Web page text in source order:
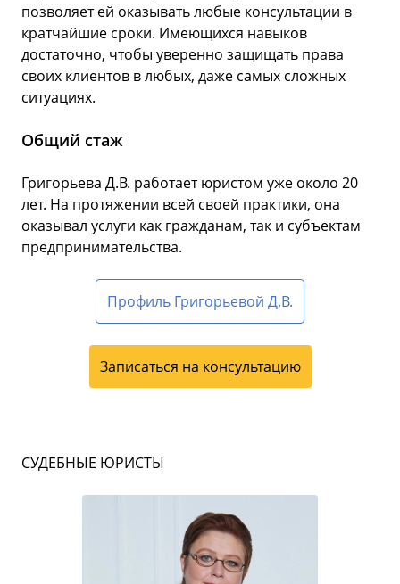
позволяет ей оказывать любые консультации в
кратчайшие сроки. Имеющихся навыков
достаточно, чтобы уверенно защищать права
своих клиентов в любых, даже самых сложных
ситуациях.
Общий стаж
Григорьева Д.В. работает юристом уже около 20
лет. На протяжении всей своей практики, она
оказывал услуги как гражданам, так и субъектам
предпринимательства.
Профиль Григорьевой Д.В.
Записаться на консультацию
СУДЕБНЫЕ ЮРИСТЫ